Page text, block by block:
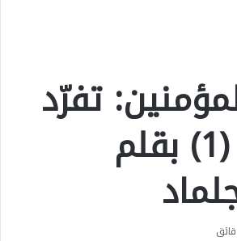
تفرّد
مغربي (1) بقلم